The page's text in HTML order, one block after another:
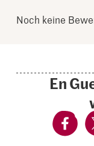
Noch keine
En